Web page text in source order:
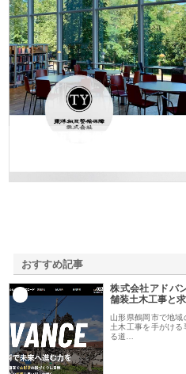
おすすめ記事
株式会社アドバ
舗装土木工事と
山形県鶴岡市で地
土木工事を手がける
る道…